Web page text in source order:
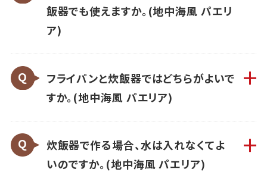
飯器でも使えますか。(地中海風 パエリ
ア)
フライパンと炊飯器ではどちらがよいで
すか。(地中海風 パエリア)
炊飯器で作る場合、水は入れなくてよ
いのですか。(地中海風 パエリア)